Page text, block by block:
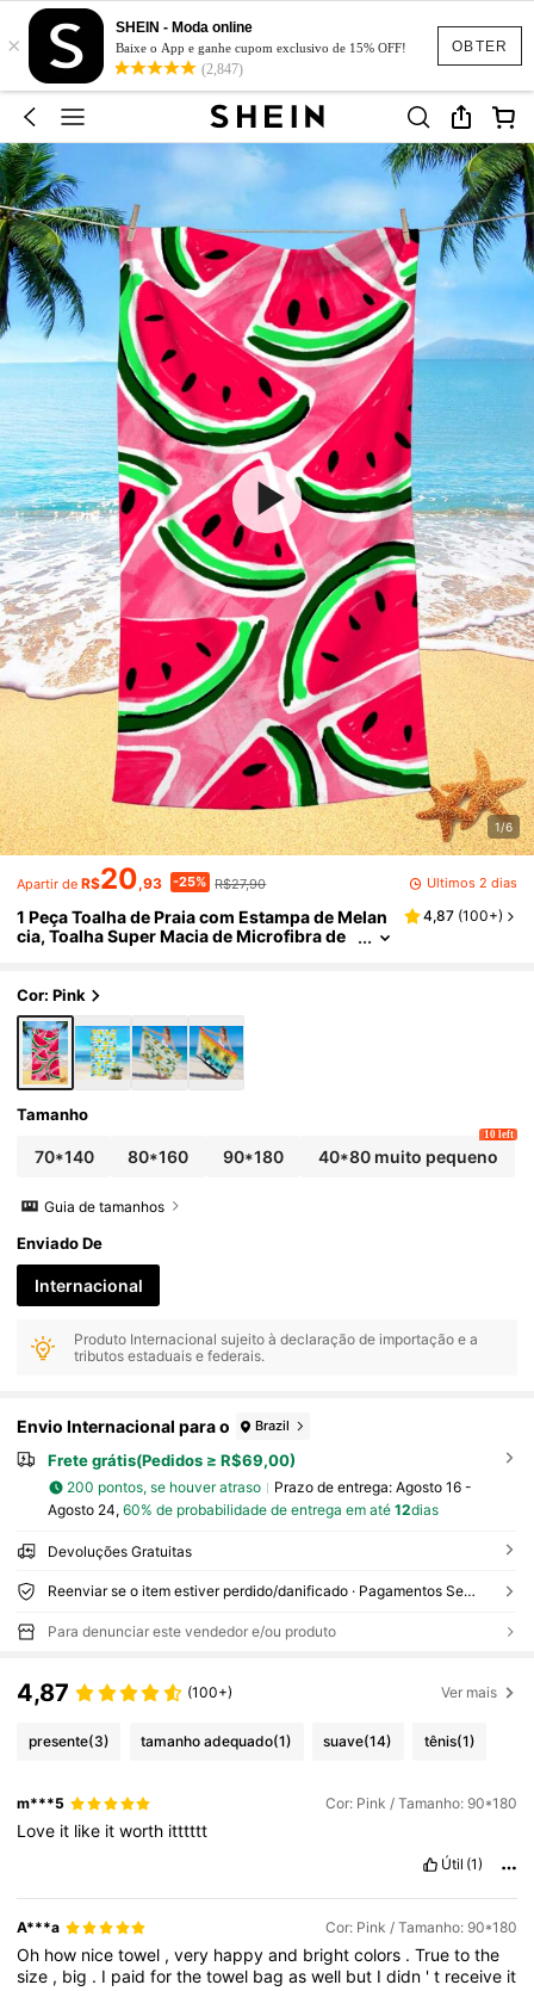
OBTER
×
SHEIN - Moda online
Baixe o App e ganhe cupom exclusivo de 15% OFF!
(2,847)
1/6
Apartir de R$20,93 -25% R$27,90 Últimos 2 dias
1 Peça Toalha de Praia com Estampa de Melan
cia, Toalha Super Macia de Microfibra de
pamento ao Ar Livre
4,87 (100+)
Cor: Pink
Tamanho
70*140 80*160 90*180 40*80 muito pequeno
10 left
Guia de tamanhos
Enviado De
Internacional
Produto Internacional sujeito à declaração de importação e a
tributos estaduais e federais.
Envio Internacional para o Brazil
Frete grátis(Pedidos ≥ R$69,00)
200 pontos, se houver atraso Prazo de entrega: Agosto 16 -
Agosto 24, 60% de probabilidade de entrega em até 12dias
Devoluções Gratuitas
Reenviar se o item estiver perdido/danificado · Pagamentos Seguros · Proteção de privacidade
Para denunciar este vendedor e/ou produto
4,87 (100+) Ver mais
presente(3) tamanho adequado(1) suave(14) tênis(1)
m***5 Cor: Pink / Tamanho: 90*180
Love it like itworth itttttt
Útil (1)
A***a Cor: Pink / Tamanho: 90*180
Oh how nicetowel ,very happyand brightcolors .Truetothe
size , big . I paidforthetowel bagaswell but Ididn 't receive it